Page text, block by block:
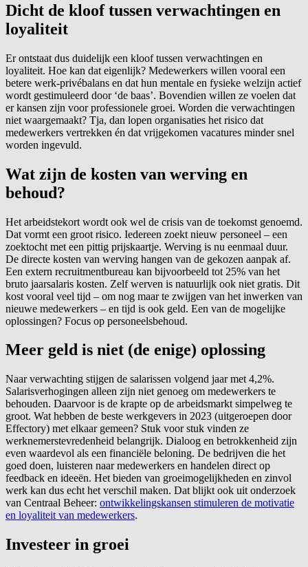
Dicht de kloof tussen verwachtingen en
loyaliteit
Er ontstaat dus duidelijk een kloof tussen verwachtingen en
loyaliteit. Hoe kan dat eigenlijk? Medewerkers willen vooral een
betere werk-privébalans en dat hun mentale en fysieke welzijn actief
wordt gestimuleerd door ‘de baas’. Bovendien willen ze voelen dat
er kansen zijn voor professionele groei. Worden die verwachtingen
niet waargemaakt? Tja, dan lopen organisaties het risico dat
medewerkers vertrekken én dat vrijgekomen vacatures minder snel
worden ingevuld.
Wat zijn de kosten van werving en
behoud?
Het arbeidstekort wordt ook wel de crisis van de toekomst genoemd.
Dat vormt een groot risico. Iedereen zoekt nieuw personeel – een
zoektocht met een pittig prijskaartje. Werving is nu eenmaal duur.
De directe kosten van werving hangen van de gekozen aanpak af.
Een extern recruitmentbureau kan bijvoorbeeld tot 25% van het
bruto jaarsalaris kosten. Zelf werven is natuurlijk ook niet gratis. Dit
kost vooral veel tijd – om nog maar te zwijgen van het inwerken van
nieuwe medewerkers – en tijd is ook geld. Een van de mogelijke
oplossingen? Focus op personeelsbehoud.
Meer geld is niet (de enige) oplossing
Naar verwachting stijgen de salarissen volgend jaar met 4,2%.
Salarisverhogingen alleen zijn niet genoeg om medewerkers te
behouden. Daarvoor is de krapte op de arbeidsmarkt simpelweg te
groot. Wat hebben de beste werkgevers in 2023 (uitgeroepen door
Effectory) met elkaar gemeen? Stuk voor stuk vinden ze
werknemerstevredenheid belangrijk. Dialoog en betrokkenheid zijn
even waardevol als een financiële beloning. De bedrijven die het
goed doen, luisteren naar medewerkers en handelen direct op
feedback en ideeën. Het bieden van groeimogelijkheden en zinvol
werk kan dus echt het verschil maken. Dat blijkt ook uit onderzoek
van Centraal Beheer: ontwikkelingskansen stimuleren de motivatie
en loyaliteit van medewerkers.
Investeer in groei